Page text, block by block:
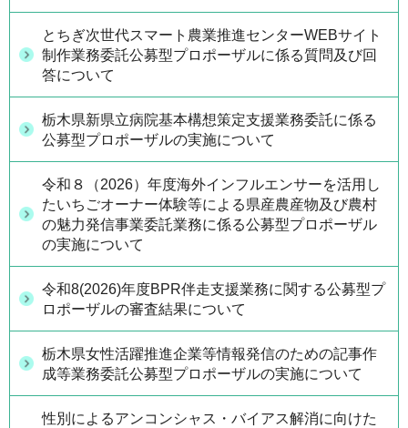
とちぎ次世代スマート農業推進センターWEBサイト
制作業務委託公募型プロポーザルに係る質問及び回
答について
栃木県新県立病院基本構想策定支援業務委託に係る
公募型プロポーザルの実施について
令和８（2026）年度海外インフルエンサーを活用し
たいちごオーナー体験等による県産農産物及び農村
の魅力発信事業委託業務に係る公募型プロポーザル
の実施について
令和8(2026)年度BPR伴走支援業務に関する公募型プ
ロポーザルの審査結果について
栃木県女性活躍推進企業等情報発信のための記事作
成等業務委託公募型プロポーザルの実施について
性別によるアンコンシャス・バイアス解消に向けた